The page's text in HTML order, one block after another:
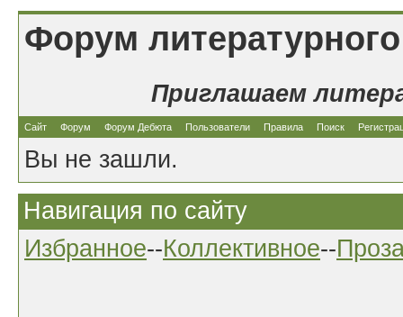
Форум
Приглашаем
Сайт Форум Форум Дебюта Пользователи Правила Поиск
Вы не зашли.
Навигация по сайту
Избранное--Коллективное--